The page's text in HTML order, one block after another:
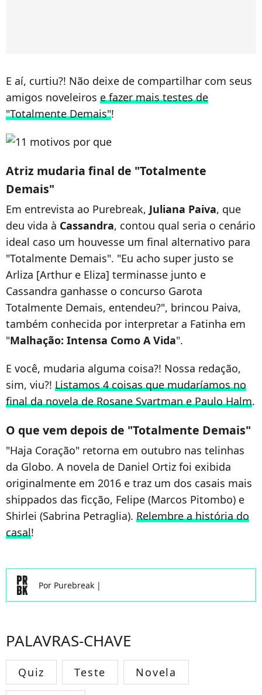
E aí, curtiu?! Não deixe de compartilhar com seus
amigos noveleiros e fazer mais testes de
"Totalmente Demais"!
Atriz mudaria final de "Totalmente
Demais"
Em entrevista ao Purebreak, Juliana Paiva, que
deu vida à Cassandra, contou qual seria o cenário
ideal caso um houvesse um final alternativo para
"Totalmente Demais". "Eu acho super justo se
Arliza [Arthur e Eliza] terminasse junto e
Cassandra ganhasse o concurso Garota
Totalmente Demais, entendeu?", brincou Paiva,
também conhecida por interpretar a Fatinha em
"Malhação: Intensa Como A Vida".
E você, mudaria alguma coisa?! Nossa redação,
sim, viu?! Listamos 4 coisas que mudaríamos no
final da novela de Rosane Svartman e Paulo Halm.
O que vem depois de "Totalmente Demais"
"Haja Coração" retorna em outubro nas telinhas
da Globo. A novela de Daniel Ortiz foi exibida
originalmente em 2016 e traz um dos casais mais
shippados das ficção, Felipe (Marcos Pitombo) e
Shirlei (Sabrina Petraglia). Relembre a história do
casal!
Por Purebreak |
PALAVRAS-CHAVE
Quiz Teste Novela